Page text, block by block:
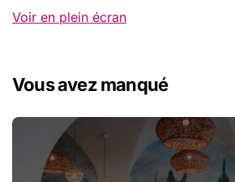
Voir en plein écran
Vous avez manqué